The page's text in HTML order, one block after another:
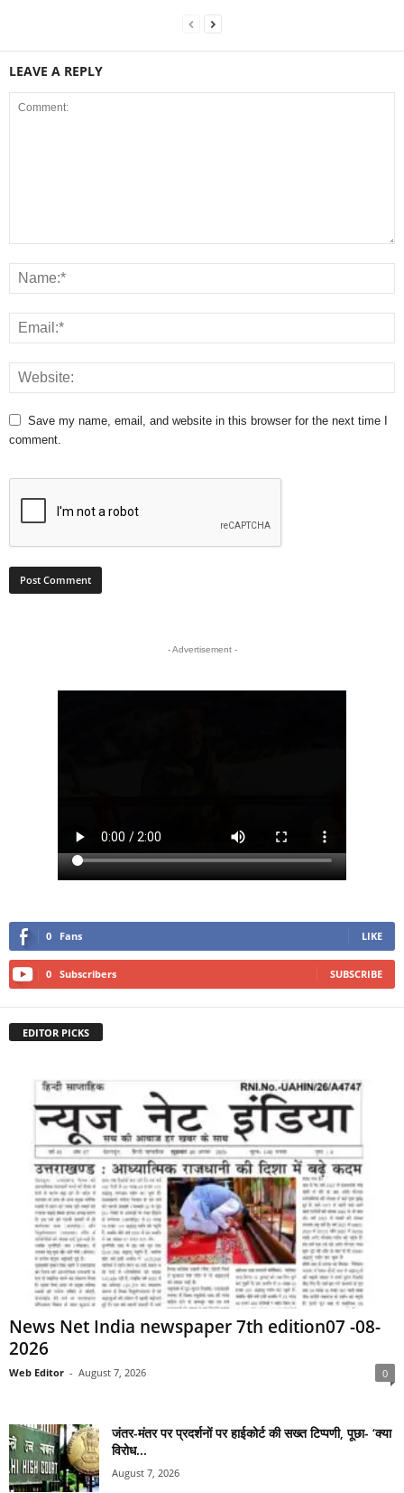
LEAVE A REPLY
Save my name, email, and website in this browser for the next time I
comment.
- Advertisement -
0 Fans LIKE
0 Subscribers SUBSCRIBE
EDITOR PICKS
News Net India newspaper 7th edition07 -08-
2026
Web Editor - August 7, 2026 0
जंतर-मंतर पर प्रदर्शनों पर हाईकोर्ट की सख्त टिप्पणी, पूछा- ‘क्या
विरोध...
August 7, 2026